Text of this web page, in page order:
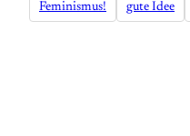
Feminismus! gute Idee